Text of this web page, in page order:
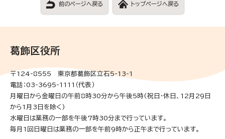
前のページへ戻る トップページへ戻る
葛飾区役所
〒124-8555 東京都葛飾区立石5-13-1
電話：03-3695-1111（代表）
月曜日から金曜日の午前8時30分から午後5時(祝日・休日、12月29日
から1月3日を除く)
水曜日は業務の一部を午後7時30分まで行っています。
毎月1回日曜日は業務の一部を午前9時から正午まで行っています。